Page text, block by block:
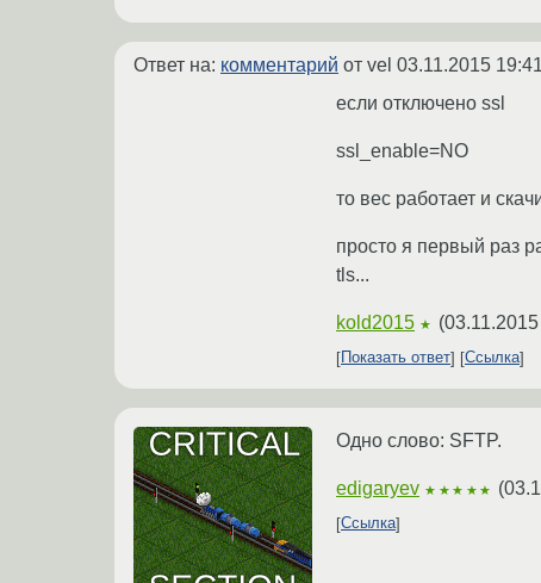
Ответ на: комментарий от vel 03.11.2015
если отключено ssl
ssl_enable=NO
то вес работает и
просто я первый раз
tls...
kold2015 ★ (
Показать ответ
Ссылка
Одно слово: SFTP.
edigaryev ★★★★★ (
Ссылка